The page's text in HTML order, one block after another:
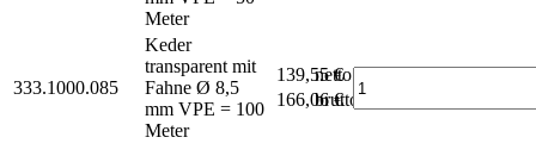
Meter
333.1000.085
Keder
transparent mit
Fahne Ø 8,5
mm VPE = 100
Meter
139,55 €
netto
166,06 €
brutto*